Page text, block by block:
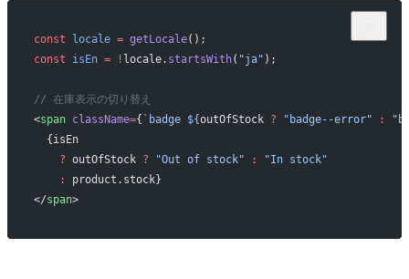
const locale = getLocale();
const isEn = ! locale. startsWith( "ja" );
// 在庫表示の切り替え
<span className={ `badge ${outOfStock ? "badge--error" :
  {isEn
    ?
outOfStock ? "Out of stock" :
"In stock"
    :
product.stock}
</span>